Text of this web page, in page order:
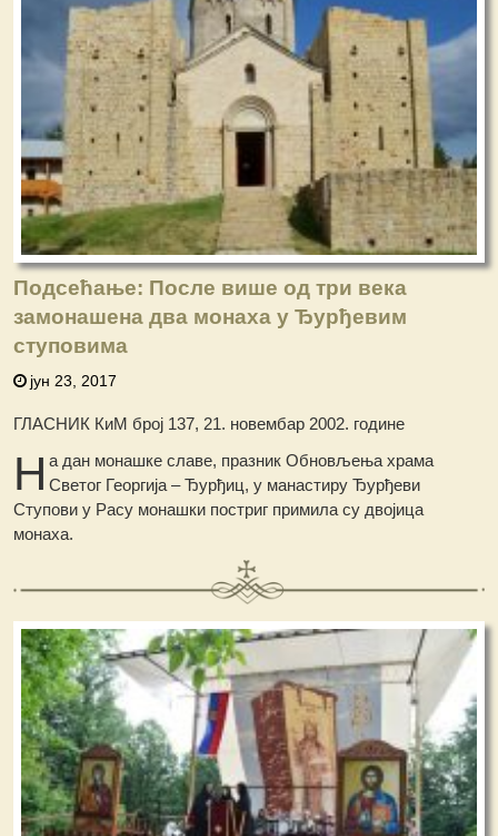
Подсећање: После више од три века
замонашена два монаха у Ђурђевим
ступовима
јун 23, 2017
ГЛАСНИК КиМ број 137, 21. новембар 2002. године
Н а дан монашке славе, празник Обновљења храма
Светог Георгија – Ђурђиц, у манастиру Ђурђеви
Ступови у Расу монашки постриг примила су двојица
монаха.